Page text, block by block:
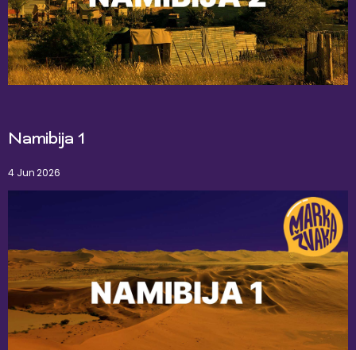
Namibija 1
4 Jun 2026